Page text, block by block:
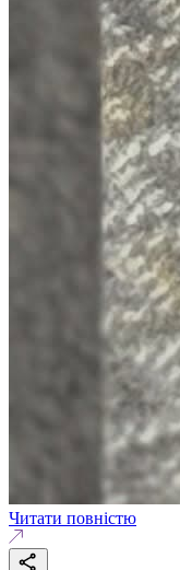
Читати повністю